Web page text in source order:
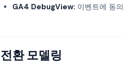
GA4 DebugView: 이벤트에 동
전환 모델링